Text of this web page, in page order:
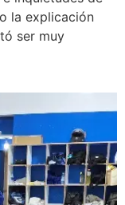
la explicación
ser muy